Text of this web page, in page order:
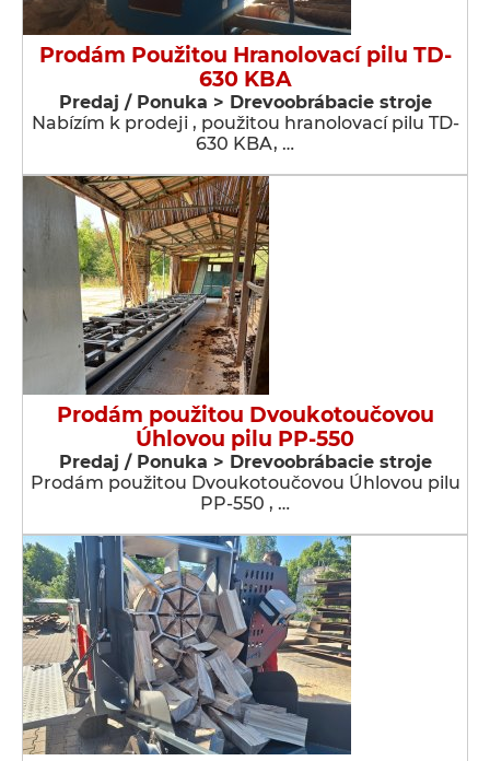
Prodám Použitou Hranolovací pilu TD-
630 KBA
Predaj / Ponuka > Drevoobrábacie stroje
Nabízím k prodeji , použitou hranolovací pilu TD-
630 KBA, …
Prodám použitou Dvoukotoučovou
Úhlovou pilu PP-550
Predaj / Ponuka > Drevoobrábacie stroje
Prodám použitou Dvoukotoučovou Úhlovou pilu
PP-550 , …